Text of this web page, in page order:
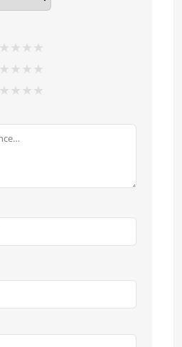
★ ★ ★ ★
★ ★ ★ ★
★ ★ ★ ★